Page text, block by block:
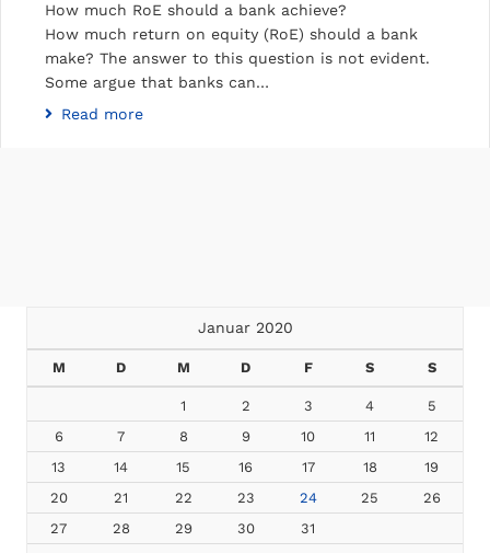
How much RoE should a bank achieve?
How much return on equity (RoE) should a bank
make? The answer to this question is not evident.
Some argue that banks can…
Read more
Januar 2020
M D M D F S S
1 2 3 4
5
6
7 8 9 10 11
12
13
14 15 16 17 18
19
20
21 22 23 24 25
26
27
28 29 30 31